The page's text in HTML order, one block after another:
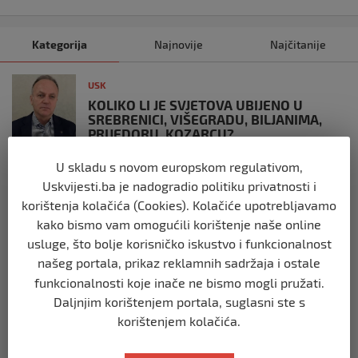
Kategorija Najnovije Najčitanije
USK
KOLIKO LI JE SVJETOVA UBIJENO U
SREBRENICI, VIŠEGRADU, BILJANIMA,
PRIJEDORU, KOZARCU?
ČLANOVI GO SDA BIHAĆ PRISUSTVOVALI
OBILJEŽAVANJU 34. GODIŠNJICE ZLOČINA
U BILJANIMA
prije 4 tjedna
USK
PLATE U JAVNOM SEKTORU, REGISTAR I
U skladu s novom europskom regulativom,
Uskvijesti.ba je nadogradio politiku privatnosti i
korištenja kolačića (Cookies). Kolačiće upotrebljavamo
kako bismo vam omogućili korištenje naše online
usluge, što bolje korisničko iskustvo i funkcionalnost
našeg portala, prikaz reklamnih sadržaja i ostale
funkcionalnosti koje inače ne bismo mogli pružati.
Daljnjim korištenjem portala, suglasni ste s
korištenjem kolačića.